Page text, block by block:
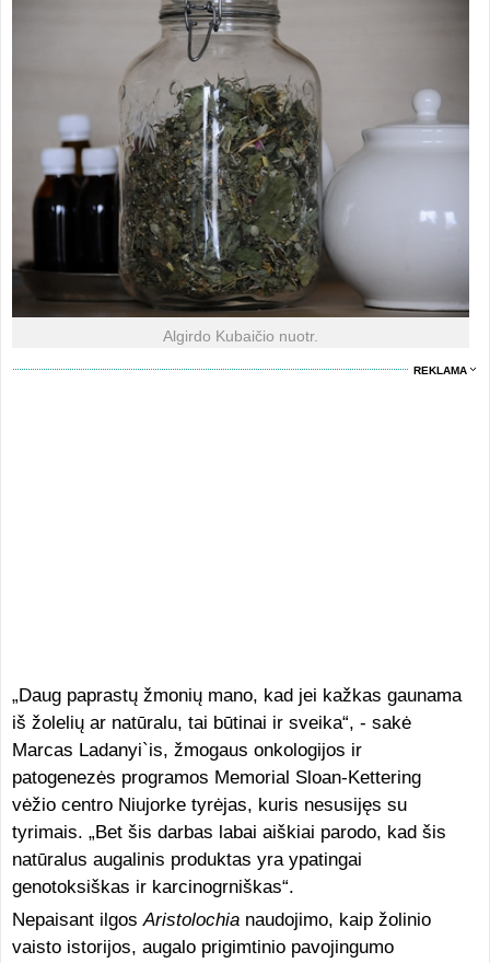
Algirdo Kubaičio nuotr.
REKLAMA
„Daug paprastų žmonių mano, kad jei kažkas gaunama
iš žolelių ar natūralu, tai būtinai ir sveika“, - sakė
Marcas Ladanyi`is, žmogaus onkologijos ir
patogenezės programos Memorial Sloan-Kettering
vėžio centro Niujorke tyrėjas, kuris nesusijęs su
tyrimais. „Bet šis darbas labai aiškiai parodo, kad šis
natūralus augalinis produktas yra ypatingai
genotoksiškas ir karcinogrniškas“.
Nepaisant ilgosAristolochianaudojimo, kaip žolinio
vaisto istorijos, augalo prigimtinio pavojingumo